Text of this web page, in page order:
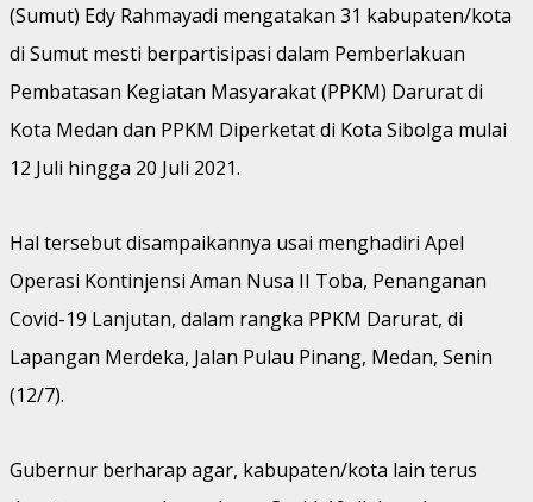
(Sumut) Edy Rahmayadi mengatakan 31 kabupaten/kota
di Sumut mesti berpartisipasi dalam Pemberlakuan
Pembatasan Kegiatan Masyarakat (PPKM) Darurat di
Kota Medan dan PPKM Diperketat di Kota Sibolga mulai
12 Juli hingga 20 Juli 2021.
Hal tersebut disampaikannya usai menghadiri Apel
Operasi Kontinjensi Aman Nusa II Toba, Penanganan
Covid-19 Lanjutan, dalam rangka PPKM Darurat, di
Lapangan Merdeka, Jalan Pulau Pinang, Medan, Senin
(12/7).
Gubernur berharap agar, kabupaten/kota lain terus